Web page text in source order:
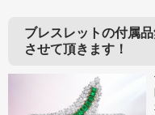
ブレスレットの付属
させて頂きます！